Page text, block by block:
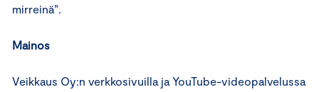
mirreinä”.
Mainos
Veikkaus Oy:n verkkosivuilla ja YouTube-videopalvelussa